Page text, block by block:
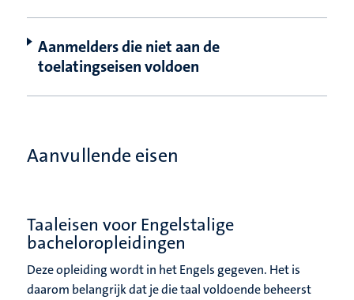
Aanmelders die niet aan de
toelatingseisen voldoen
Aanvullende eisen
Taaleisen voor Engelstalige
bacheloropleidingen
Deze opleiding wordt in het Engels gegeven. Het is
daarom belangrijk dat je die taal voldoende beheerst